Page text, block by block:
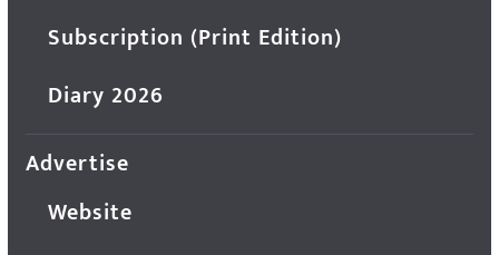
Subscription (Print Edition)
Diary 2026
Advertise
Website